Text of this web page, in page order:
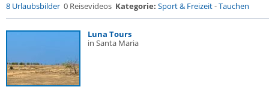
8 Urlaubsbilder 0 Reisevideos Kategorie: Sport & Freizeit-Tauchen
Luna Tours
in Santa Maria